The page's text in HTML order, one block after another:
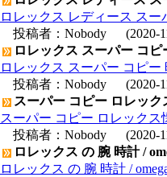
ロレックス レディース ス
投稿者： Nobody (2020-
ロレックス スーパー コ
ロレックス スーパー コピ
投稿者： Nobody (2020-
スーパー コピー ロレッ
スーパー コピー ロレック
投稿者： Nobody (2020-
ロレックス の 腕 時計 /
ロレックス の 腕 時計 /